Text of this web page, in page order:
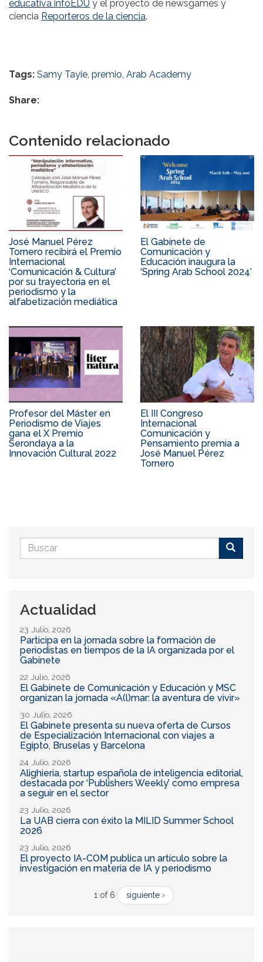
educativa infoEDU y el proyecto de newsgames y
ciencia Reporteros de la ciencia.
Tags: Samy Tayie, premio, Arab Academy
Share:
Contenido relacionado
José Manuel Pérez
Tornero recibirá el Premio
Internacional
‘Comunicación & Cultura’
por su trayectoria en el
periodismo y la
alfabetización mediática
El Gabinete de
Comunicación y
Educación inaugura la
‘Spring Arab School 2024’
Profesor del Máster en
Periodismo de Viajes
gana el X Premio
Serondaya a la
Innovación Cultural 2022
El III Congreso
Internacional
Comunicación y
Pensamiento premia a
José Manuel Pérez
Tornero
Formulario
de
Actualidad
23 Julio, 2026
Participa en la jornada sobre la formación de
periodistas en tiempos de la IA organizada por el
Gabinete
22 Julio, 2026
El Gabinete de Comunicación y Educación y MSC
organizan la jornada «A(l)mar: la aventura de vivir»
30 Julio, 2026
El Gabinete presenta su nueva oferta de Cursos
de Especialización Internacional con viajes a
Egipto, Bruselas y Barcelona
24 Julio, 2026
Alighieria, startup española de inteligencia editorial,
destacada por ‘Publishers Weekly’ como empresa
a seguir en el sector
23 Julio, 2026
La UAB cierra con éxito la MILID Summer School
2026
23 Julio, 2026
El proyecto IA-COM publica un artículo sobre la
investigación en materia de IA y periodismo
1 of 6 siguiente ›